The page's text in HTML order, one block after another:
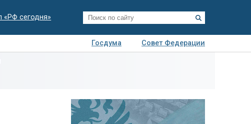
«РФ сегодня»
Госдума
Совет Федерации